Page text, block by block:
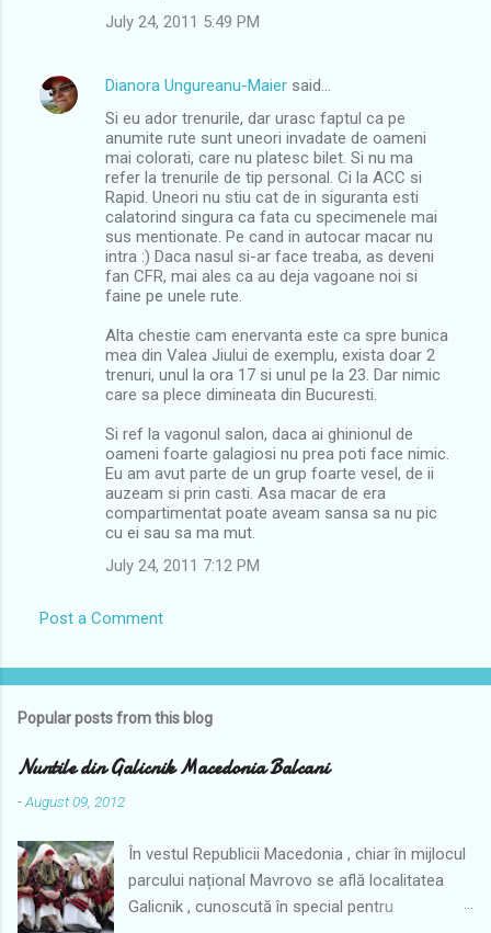
s
July 24, 2011 5:49 PM
Dianora Ungureanu-Maier said…
Si eu ador trenurile, dar urasc faptul ca pe
anumite rute sunt uneori invadate de oameni
mai colorati, care nu platesc bilet. Si nu ma
refer la trenurile de tip personal. Ci la ACC si
Rapid. Uneori nu stiu cat de in siguranta esti
calatorind singura ca fata cu specimenele mai
sus mentionate. Pe cand in autocar macar nu
intra :) Daca nasul si-ar face treaba, as deveni
fan CFR, mai ales ca au deja vagoane noi si
faine pe unele rute.
Alta chestie cam enervanta este ca spre bunica
mea din Valea Jiului de exemplu, exista doar 2
trenuri, unul la ora 17 si unul pe la 23. Dar nimic
care sa plece dimineata din Bucuresti.
Si ref la vagonul salon, daca ai ghinionul de
oameni foarte galagiosi nu prea poti face nimic.
Eu am avut parte de un grup foarte vesel, de ii
auzeam si prin casti. Asa macar de era
compartimentat poate aveam sansa sa nu pic
cu ei sau sa ma mut.
July 24, 2011 7:12 PM
Post a Comment
Popular posts from this blog
Nuntile din Galicnik Macedonia Balcani
-August 09, 2012
În vestul Republicii Macedonia , chiar în mijlocul
parcului național Mavrovo se află localitatea
Galicnik , cunoscută în special pentru